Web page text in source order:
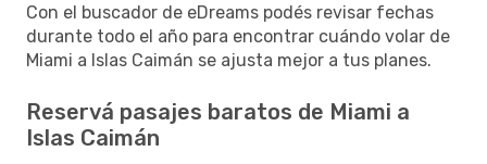
Con el buscador de eDreams podés revisar fechas
durante todo el año para encontrar cuándo volar de
Miami a Islas Caimán se ajusta mejor a tus planes.
Reservá pasajes baratos de Miami a
Islas Caimán